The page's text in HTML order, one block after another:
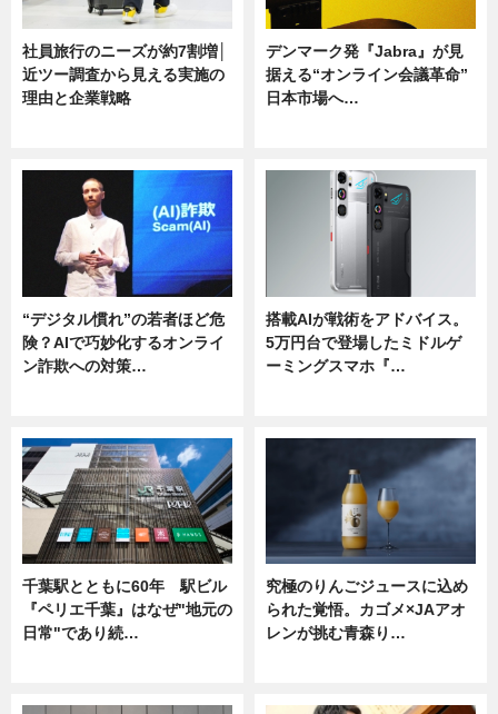
社員旅行のニーズが約7割増│
近ツー調査から見える実施の
理由と企業戦略
デンマーク発『Jabra』が見
据える“オンライン会議革命”
日本市場へ…
“デジタル慣れ”の若者ほど危
険？AIで巧妙化するオンライ
ン詐欺への対策…
搭載AIが戦術をアドバイス。
5万円台で登場したミドルゲ
ーミングスマホ『…
千葉駅とともに60年 駅ビル
『ペリエ千葉』はなぜ"地元の
日常"であり続…
究極のりんごジュースに込め
られた覚悟。カゴメ×JAアオ
レンが挑む青森り…